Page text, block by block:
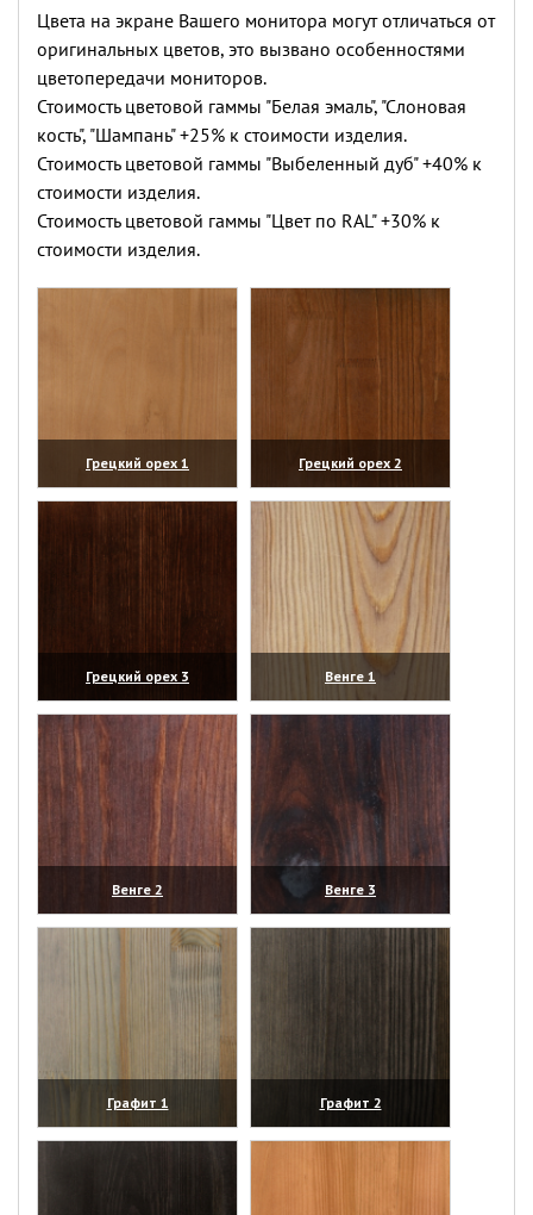
Цвета на экране Вашего монитора могут отличаться от
оригинальных цветов, это вызвано особенностями
цветопередачи мониторов.
Стоимость цветовой гаммы "Белая эмаль", "Слоновая
кость", "Шампань" +25% к стоимости изделия.
Стоимость цветовой гаммы "Выбеленный дуб" +40% к
стоимости изделия.
Стоимость цветовой гаммы "Цвет по RAL" +30% к
стоимости изделия.
Грецкий орех 1
(увеличить)
Грецкий орех 2
(увеличить)
Грецкий орех 3
(увеличить)
Венге 1
(увеличить)
Венге 2
(увеличить)
Венге 3
(увеличить)
Графит 1
(увеличить)
Графит 2
(увеличить)